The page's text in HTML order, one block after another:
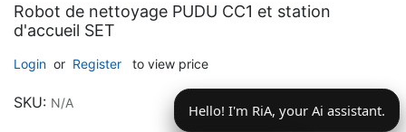
Robot de nettoyage PUDU CC1 et station
d'accueil SET
Login or Register to view price
SKU: N/A
Descoperă RiA Ecosystem
Platformă integrată pentru managementul flotei de roboți
Monitorizare în timp real și analiză dateHello! I'm RiA, your Ai assistant.